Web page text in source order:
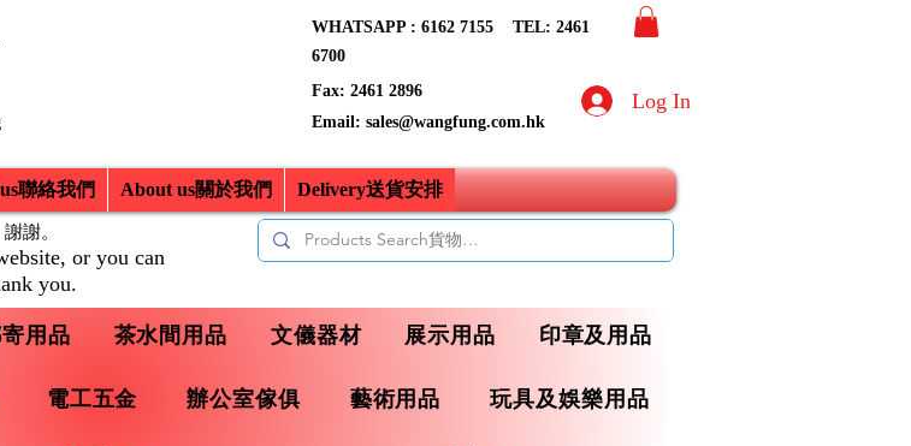
WHATSAPP : 6162 7155​ TEL: 2461
6700
Fax: 2461 2896
Email: sales@wangfung.com.hk
Log In
聯絡我們 About us關於我們 Delivery送貨安排
用品 茶水間用品 文儀器材 展示用品 印章及用品
電工五金 辦公室傢俱 藝術用品 玩具及娛樂用品
謝謝。
or you can
you.